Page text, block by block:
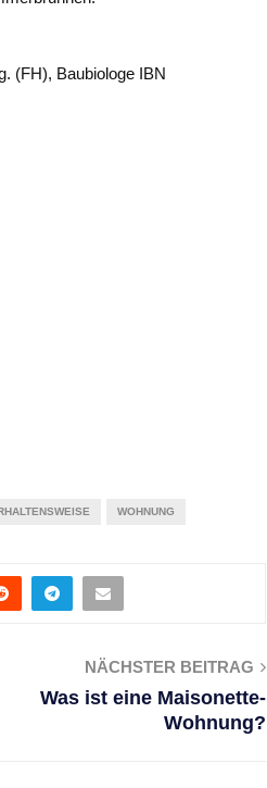
(FH), Baubiologe IBN
WOHNUNG
NÄCHSTER BEITRAG
Was ist eine Maisonette-
Wohnung?